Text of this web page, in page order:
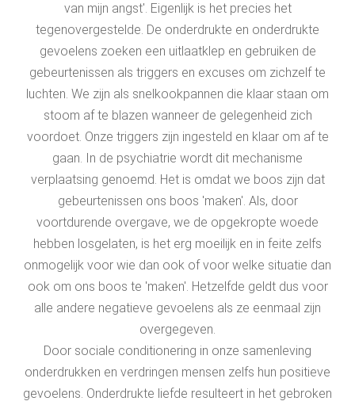
van mijn angst'. Eigenlijk is het precies het
tegenovergestelde. De onderdrukte en onderdrukte
gevoelens zoeken een uitlaatklep en gebruiken de
gebeurtenissen als triggers en excuses om zichzelf te
luchten. We zijn als snelkookpannen die klaar staan om
stoom af te blazen wanneer de gelegenheid zich
voordoet. Onze triggers zijn ingesteld en klaar om af te
gaan. In de psychiatrie wordt dit mechanisme
verplaatsing genoemd. Het is omdat we boos zijn dat
gebeurtenissen ons boos 'maken'. Als, door
voortdurende overgave, we de opgekropte woede
hebben losgelaten, is het erg moeilijk en in feite zelfs
onmogelijk voor wie dan ook of voor welke situatie dan
ook om ons boos te 'maken'. Hetzelfde geldt dus voor
alle andere negatieve gevoelens als ze eenmaal zijn
overgegeven.
Door sociale conditionering in onze samenleving
onderdrukken en verdringen mensen zelfs hun positieve
gevoelens. Onderdrukte liefde resulteert in het gebroken